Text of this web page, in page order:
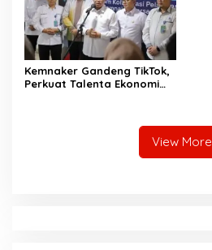
Kemnaker Gandeng TikTok,
Perkuat Talenta Ekonomi
View More